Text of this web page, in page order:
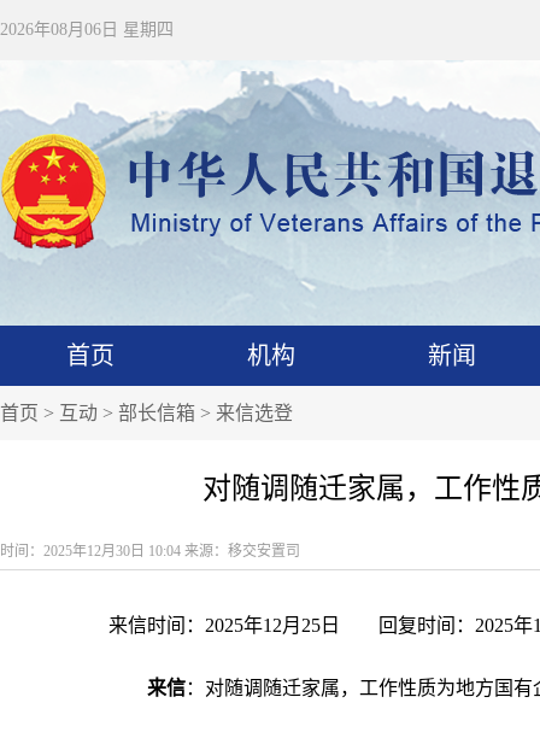
2026年08月06日 星期四
首页 机构 新闻
首页 > 互动 > 部长信箱 > 来信选登
对随调随迁家属，工作性
时间：2025年12月30日 10:04 来源：移交安置司
来信时间：2025年12月25日 回复时间：2025
来信：对随调随迁家属，工作性质为地方国